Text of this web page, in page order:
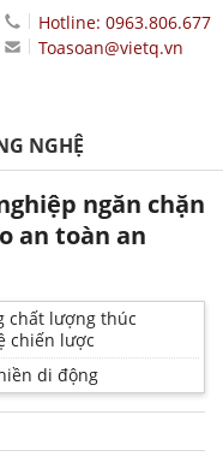
Hotline: 0963.806.677
Toasoan@vietq.vn
NGHỆ
ngăn chặn
an toàn an
chất lượng thúc
chiến lược
di động